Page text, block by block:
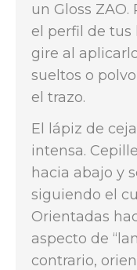
un Gloss
el perfil de tus
gire al
sueltos o
el trazo.
El lápiz de
intensa.
hacia abajo y
siguiendo el
Orientadas
aspecto de
contrario,